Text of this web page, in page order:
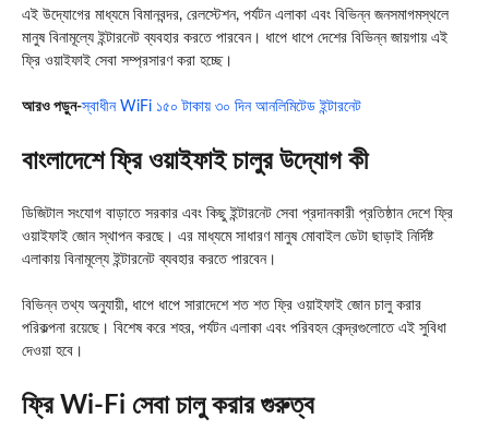
এই উদ্যোগের মাধ্যমে বিমানবন্দর, রেলস্টেশন, পর্যটন এলাকা এবং বিভিন্ন জনসমাগমস্থলে
মানুষ বিনামূল্যে ইন্টারনেট ব্যবহার করতে পারবেন। ধাপে ধাপে দেশের বিভিন্ন জায়গায় এই
ফ্রি ওয়াইফাই সেবা সম্প্রসারণ করা হচ্ছে।
আরও পড়ুন-স্বাধীন WiFi ১৫০ টাকায় ৩০ দিন আনলিমিটেড ইন্টারনেট
বাংলাদেশে ফ্রি ওয়াইফাই চালুর উদ্যোগ কী
ডিজিটাল সংযোগ বাড়াতে সরকার এবং কিছু ইন্টারনেট সেবা প্রদানকারী প্রতিষ্ঠান দেশে ফ্রি
ওয়াইফাই জোন স্থাপন করছে। এর মাধ্যমে সাধারণ মানুষ মোবাইল ডেটা ছাড়াই নির্দিষ্ট
এলাকায় বিনামূল্যে ইন্টারনেট ব্যবহার করতে পারবেন।
বিভিন্ন তথ্য অনুযায়ী, ধাপে ধাপে সারাদেশে শত শত ফ্রি ওয়াইফাই জোন চালু করার
পরিকল্পনা রয়েছে। বিশেষ করে শহর, পর্যটন এলাকা এবং পরিবহন কেন্দ্রগুলোতে এই সুবিধা
দেওয়া হবে।
ফ্রি Wi-Fi সেবা চালু করার গুরুত্ব